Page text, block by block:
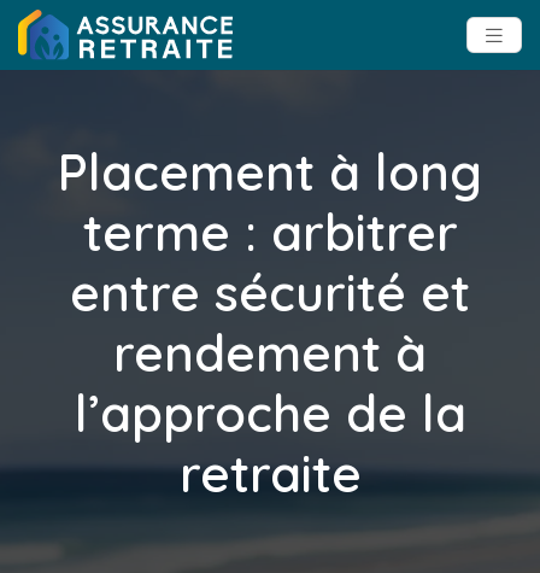
Placement à long
terme : arbitrer
entre sécurité et
rendement à
l’approche de la
retraite